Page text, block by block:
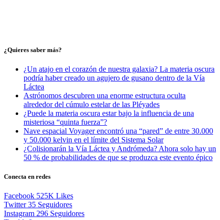
¿Quieres saber más?
¿Un atajo en el corazón de nuestra galaxia? La materia oscura
podría haber creado un agujero de gusano dentro de la Vía
Láctea
Astrónomos descubren una enorme estructura oculta
alrededor del cúmulo estelar de las Pléyades
¿Puede la materia oscura estar bajo la influencia de una
misteriosa “quinta fuerza”?
Nave espacial Voyager encontró una “pared” de entre 30.000
y 50.000 kelvin en el límite del Sistema Solar
¿Colisionarán la Vía Láctea y Andrómeda? Ahora solo hay un
50 % de probabilidades de que se produzca este evento épico
Conecta en redes
Facebook 525K Likes
Twitter 35 Seguidores
Instagram 296 Seguidores